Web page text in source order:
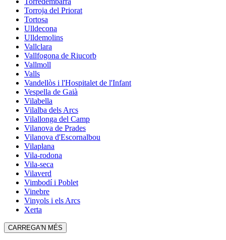
Torroja del Priorat
Tortosa
Ulldecona
Ulldemolins
Vallclara
Vallfogona de Riucorb
Vallmoll
Valls
Vandellòs i l'Hospitalet de l'Infant
Vespella de Gaià
Vilabella
Vilalba dels Arcs
Vilallonga del Camp
Vilanova de Prades
Vilanova d'Escornalbou
Vilaplana
Vila-rodona
Vila-seca
Vilaverd
Vimbodí i Poblet
Vinebre
Vinyols i els Arcs
Xerta
CARREGA'N MÉS